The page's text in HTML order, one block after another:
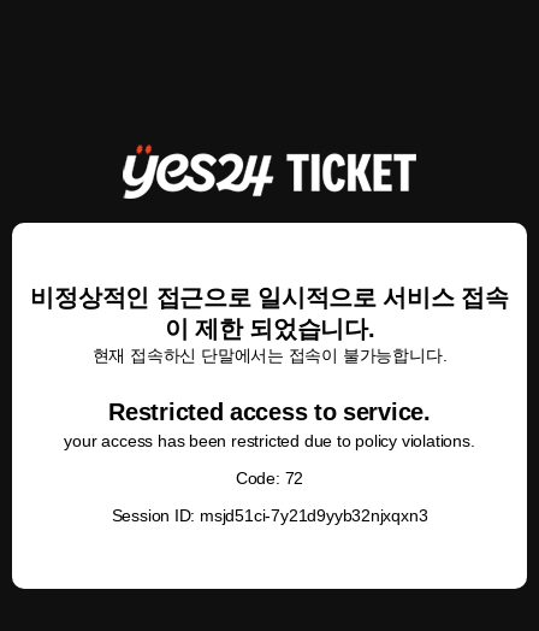
비정상적인 접근으로 일시적으로 서비스 접속
이 제한 되었습니다.
현재 접속하신 단말에서는 접속이 불가능합니다.
Restricted access to service.
your access has been restricted due to policy violations.
Code: 72
Session ID: msjd51ci-7y21d9yyb32njxqxn3